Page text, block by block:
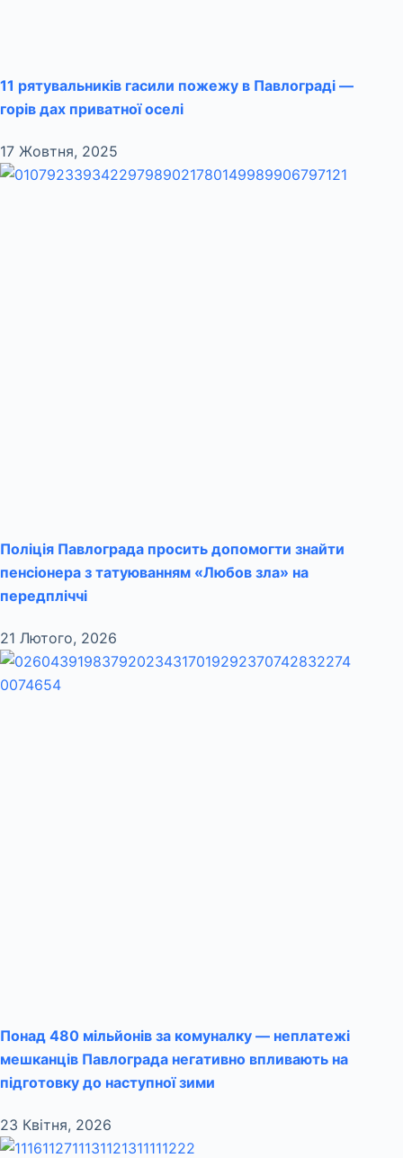
11 рятувальників гасили пожежу в Павлограді —
горів дах приватної оселі
17 Жовтня, 2025
Поліція Павлограда просить допомогти знайти
пенсіонера з татуюванням «Любов зла» на
передпліччі
21 Лютого, 2026
Понад 480 мільйонів за комуналку — неплатежі
мешканців Павлограда негативно впливають на
підготовку до наступної зими
23 Квітня, 2026